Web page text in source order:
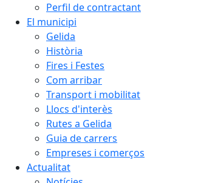
Perfil de contractant
El municipi
Gelida
Història
Fires i Festes
Com arribar
Transport i mobilitat
Llocs d'interès
Rutes a Gelida
Guia de carrers
Empreses i comerços
Actualitat